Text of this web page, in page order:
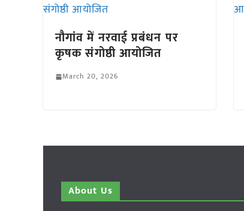
नौगांव में नरवाई प्रबंधन पर
कृषक संगोष्ठी आयोजित
March 20, 2026
About Us